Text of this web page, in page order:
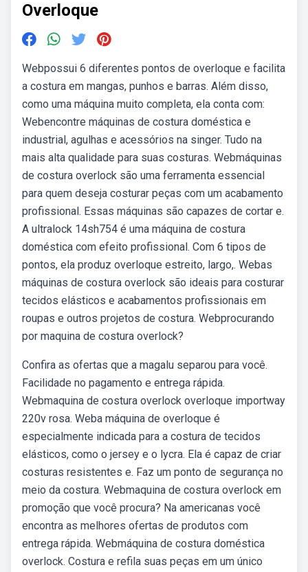
Overloque
Webpossui 6 diferentes pontos de overloque e facilita
a costura em mangas, punhos e barras. Além disso,
como uma máquina muito completa, ela conta com:
Webencontre máquinas de costura doméstica e
industrial, agulhas e acessórios na singer. Tudo na
mais alta qualidade para suas costuras. Webmáquinas
de costura overlock são uma ferramenta essencial
para quem deseja costurar peças com um acabamento
profissional. Essas máquinas são capazes de cortar e.
A ultralock 14sh754 é uma máquina de costura
doméstica com efeito profissional. Com 6 tipos de
pontos, ela produz overloque estreito, largo,. Webas
máquinas de costura overlock são ideais para costurar
tecidos elásticos e acabamentos profissionais em
roupas e outros projetos de costura. Webprocurando
por maquina de costura overlock?
Confira as ofertas que a magalu separou para você.
Facilidade no pagamento e entrega rápida.
Webmaquina de costura overlock overloque importway
220v rosa. Weba máquina de overloque é
especialmente indicada para a costura de tecidos
elásticos, como o jersey e o lycra. Ela é capaz de criar
costuras resistentes e. Faz um ponto de segurança no
meio da costura. Webmaquina de costura overlock em
promoção que você procura? Na americanas você
encontra as melhores ofertas de produtos com
entrega rápida. Webmáquina de costura doméstica
overlock. Costura e refila suas peças em um único